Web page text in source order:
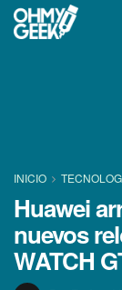
INICIO
Huawei
nuevos
WATCH